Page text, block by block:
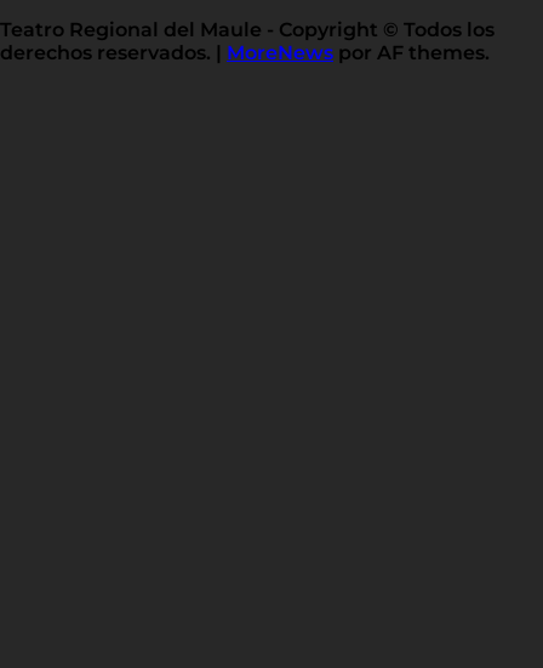
Teatro Regional del Maule - Copyright © Todos los
derechos reservados.
MoreNews por AF themes.